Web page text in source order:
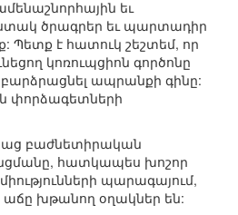
եւ
ծրագրեր եւ պարտադիր
Պետք է հատուկ շեշտեմ, որ
կոռուպցիոն գործոնը
ապրանքի գինը:
փորձագետների
բաժնետիրական
հատկապես խոշոր
պարագայում,
աճը խթանող օղակներ են: